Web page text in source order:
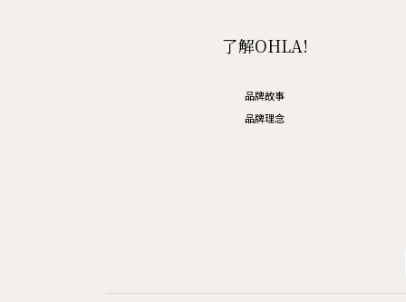
了解OHLA!
品牌故事
品牌理念